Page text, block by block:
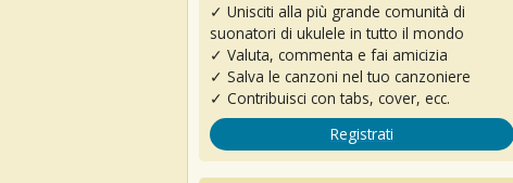
✓ Unisciti alla più grande comunità di
suonatori di ukulele in tutto il mondo
✓ Valuta, commenta e fai amicizia
✓ Salva le canzoni nel tuo canzoniere
✓ Contribuisci con tabs, cover, ecc.
Registrati